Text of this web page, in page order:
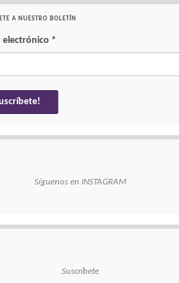
A NUESTRO BOLETÍN
electrónico *
Síguenos en INSTAGRAM
Suscríbete